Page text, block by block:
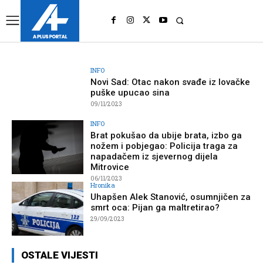
INFO
Novi Sad: Otac nakon svađe iz lovačke
puške upucao sina
09/11/2023
INFO
Brat pokušao da ubije brata, izbo ga
nožem i pobjegao: Policija traga za
napadačem iz sjevernog dijela
Mitrovice
06/11/2023
Hronika
Uhapšen Alek Stanović, osumnjičen za
smrt oca: Pijan ga maltretirao?
29/09/2023
OSTALE VIJESTI